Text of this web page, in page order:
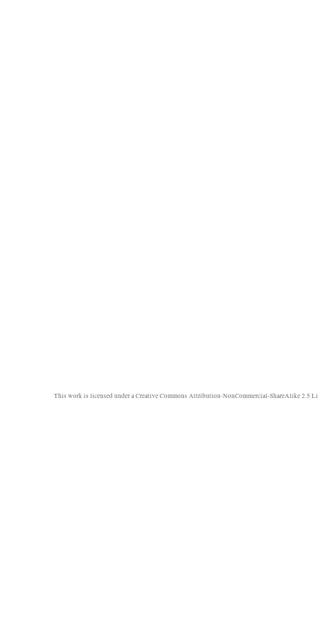
This work is licensed under aCreative Commons Attribution-NonCommercial-ShareAlike 2.5